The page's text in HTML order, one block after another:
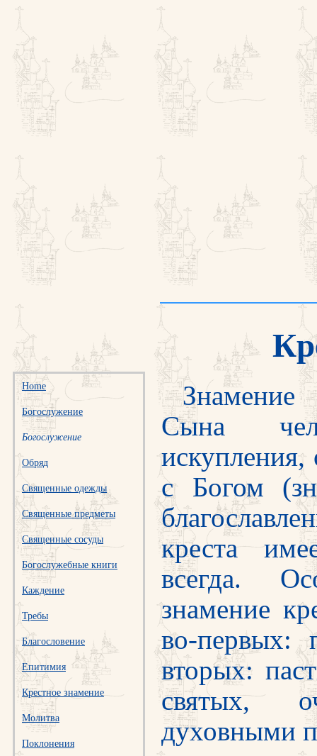
Home
Богослужение
Богослужение
Обряд
Священные одежды
Священные предметы
Священные сосуды
Богослужебные книги
Каждение
Требы
Благословение
Епитимия
Крестное знамение
Молитва
Поклонения
Сына
с Богом
креста
всегда.
знамение
во-первых:
вторых:
святых,
духовными